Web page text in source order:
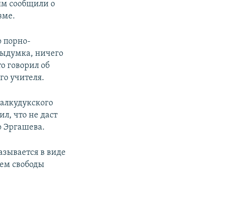
сообщили о
порно-
ничего
говорил об
учителя.
что не даст
Эргашева.
в виде
свободы